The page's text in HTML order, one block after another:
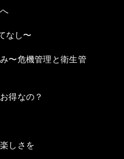
なし〜
〜危機管理と衛生管
得なの？
しさを